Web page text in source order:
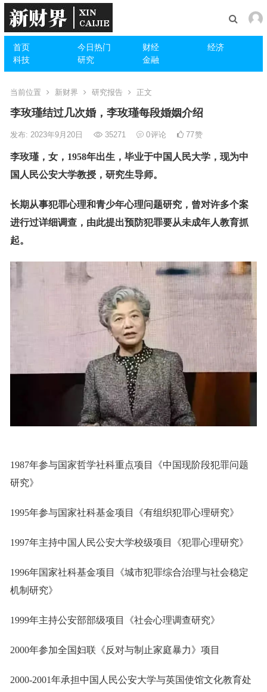
首页 今日热门 财经
经济
科技
研究 金融
当前位置 新财界 研究报告 正文
李玫瑾结过几次婚，李玫瑾每段婚姻介绍
发布: 2023年9月20日 35271 0评论 77赞
李玫瑾，女，1958年出生，毕业于中国人民大学，现为中
国人民公安大学教授，研究生导师。
长期从事犯罪心理和青少年心理问题研究，曾对许多个案
进行过详细调查，由此提出预防犯罪要从未成年人教育抓
起。
1987年参与国家哲学社科重点项目《中国现阶段犯罪问题
研究》
1995年参与国家社科基金项目《有组织犯罪心理研究》
1997年主持中国人民公安大学校级项目《犯罪心理研究》
1996年国家社科基金项目《城市犯罪综合治理与社会稳定
机制研究》
1999年主持公安部部级项目《社会心理调查研究》
2000年参加全国妇联《反对与制止家庭暴力》项目
2000-2001年承担中国人民公安大学与英国使馆文化教育处